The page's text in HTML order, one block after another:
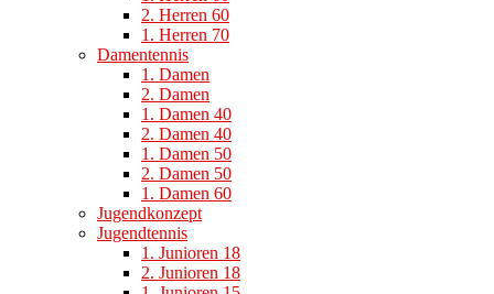
2. Herren 60
1. Herren 70
Damentennis
1. Damen
2. Damen
1. Damen 40
2. Damen 40
1. Damen 50
2. Damen 50
1. Damen 60
Jugendkonzept
Jugendtennis
1. Junioren 18
2. Junioren 18